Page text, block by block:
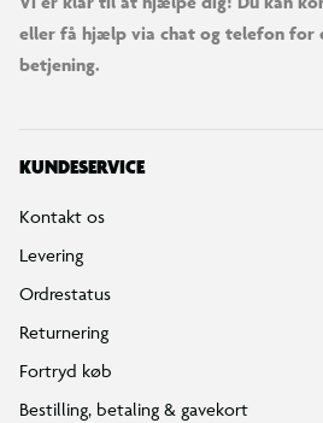
eller få hjælp via chat og telefon for
betjening.
KUNDESERVICE
Kontakt os
Levering
Ordrestatus
Returnering
Fortryd køb
Bestilling, betaling & gavekort